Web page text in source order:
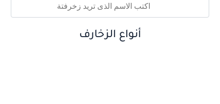
أنواع الزخارف